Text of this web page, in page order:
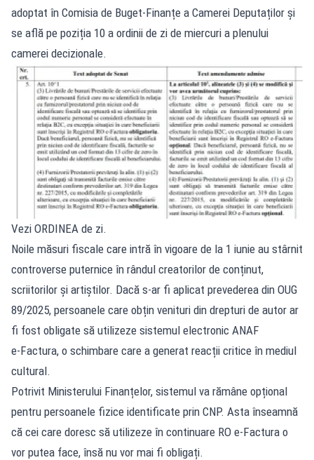
adoptat în Comisia de Buget‑Finanțe a Camerei Deputaților și
se află pe poziția 10 a ordinii de zi de miercuri a plenului
camerei decizionale.
Vezi ORDINEA de zi.
Noile măsuri fiscale care intră în vigoare de la 1 iunie au stârnit
controverse puternice în rândul creatorilor de conținut,
scriitorilor și artiștilor. Dacă s‑ar fi aplicat prevederea din OUG
89/2025, persoanele care obțin venituri din drepturi de autor ar
fi fost obligate să utilizeze sistemul electronic ANAF
e‑Factura, o schimbare care a generat reacții critice în mediul
cultural.
Potrivit Ministerului Finanțelor, sistemul va rămâne opțional
pentru persoanele fizice identificate prin CNP. Asta înseamnă
că cei care doresc să utilizeze în continuare RO e‑Factura o
vor putea face, însă nu vor mai fi obligați.